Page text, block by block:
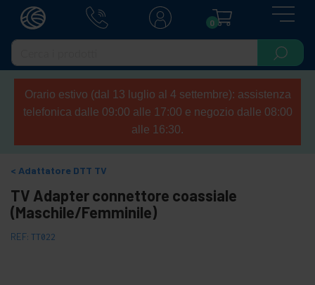
0
Orario estivo (dal 13 luglio al 4 settembre): assistenza
telefonica dalle 09:00 alle 17:00 e negozio dalle 08:00
alle 16:30.
Adattatore DTT TV
TV Adapter connettore coassiale
(Maschile/Femminile)
REF: TT022